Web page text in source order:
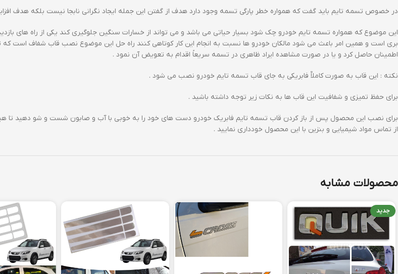
در خصوص تسمه تایم باید گفت که همواره خطر پارگی تسمه وجود دارد هدف از گفتن این جمله ایجاد نگرانی نابجا نیست بلکه هدف
این موضوع که همواره تسمه تایم خودرو چک شود بسیار حیاتی می باشد و می تواند از خسارات سنگین جلوگیری کند یکی از راه های
بری است و همین امر باعث می شود مالکان خودرو ها نسبت به انجام این کار کوتاهی کنند راه حل این موضوع نصب قاب شفاف است که
اطمینان حاصل کرد و یا در صورت مشاهده ایراد ظاهری در تسمه سریعاً اقدام به تعویض آن نمود .
نکته : این قاب به صورت کاملاٌ فابریکی به جای قاب تسمه تایم خودرو نصب می شود .
برای حفظ تمیزی و شفافیت این قاب ها به نکات زیر توجه داشته باشید .
برای نصب این محصول پس از باز کردن قاب تسمه تایم فابریک خودرو دست های خود را به خوبی با آب و صابون شست و شو دهید تا
از تماس مواد شیمیایی و بنزین با این محصول خودداری نمایید .
محصولات مشابه
جدید